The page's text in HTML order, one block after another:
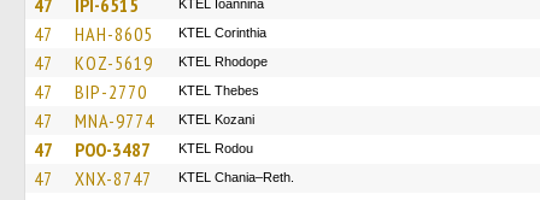
47 IPI-6515 KTEL Ioannina
47 HAH-8605 KTEL Corinthia
47 KOZ-5619 KTEL Rhodope
47 BIP-2770 KTEL Thebes
47 MNA-9774 ΚΤΕL Kozani
47 POO-3487 ΚΤΕL Rodou
47 XNX-8747 KTEL Chania–Reth.